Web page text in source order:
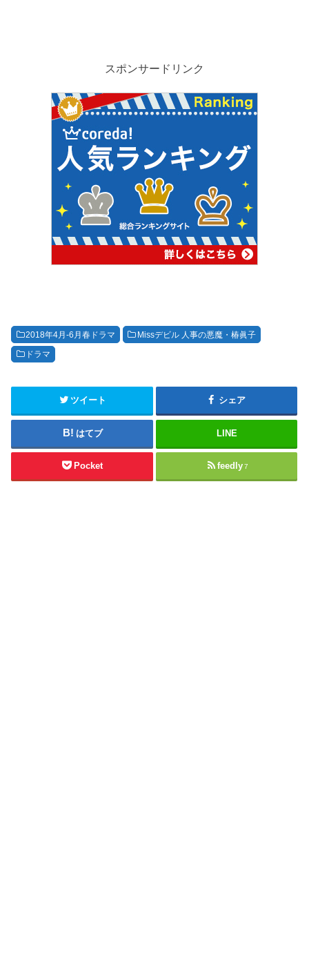
スポンサードリンク
2018年4月-6月春ドラマ Missデビル 人事の悪魔・椿眞子
ドラマ
ツイート シェア
はてブ LINE
Pocket feedly 7